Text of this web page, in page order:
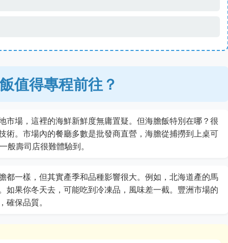
值得專程前往？
市場，這裡的海鮮新鮮度無庸置疑。但海膽飯特別在哪？很
術。市場內的餐廳多數是批發商直營，海膽從捕撈到上桌可
般壽司店很難體驗到。
都一樣，但其實產季和品種影響很大。例如，北海道產的馬
如果你冬天去，可能吃到冷凍品，風味差一截。豐洲市場的
確保品質。